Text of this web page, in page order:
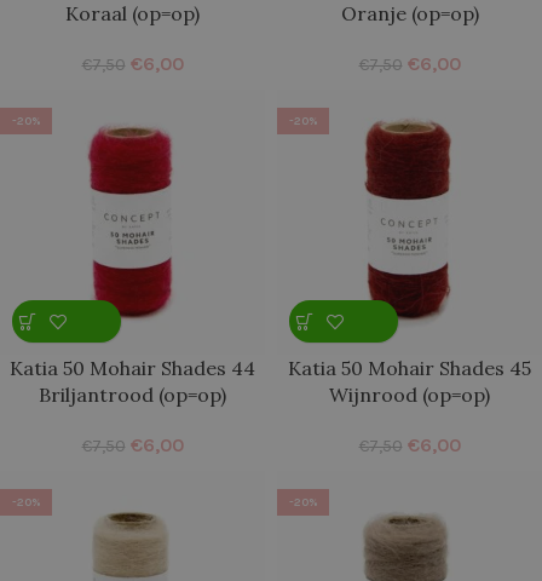
Koraal (op=op)
€7,50 €6,00
Oranje (op=op)
€7,50 €6,00
-20%
Katia 50 Mohair Shades 44
Briljantrood (op=op)
€7,50 €6,00
-20%
Katia 50 Mohair Shades 45
Wijnrood (op=op)
€7,50 €6,00
-20% -20%